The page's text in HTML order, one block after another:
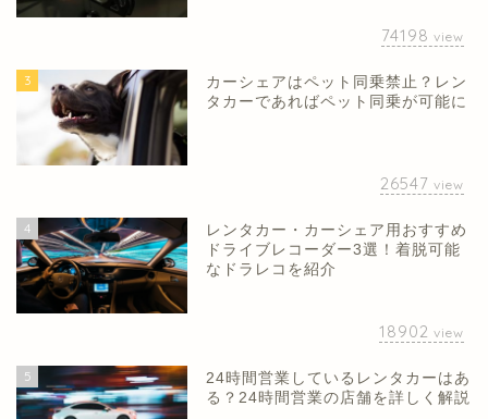
74198 view
3
カーシェアはペット同乗禁止？レン
タカーであればペット同乗が可能に
26547 view
4
レンタカー・カーシェア用おすすめ
ドライブレコーダー3選！着脱可能
なドラレコを紹介
18902 view
5
24時間営業しているレンタカーはあ
る？24時間営業の店舗を詳しく解説